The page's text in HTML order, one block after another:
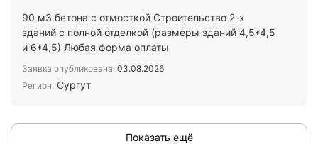
90 м3 бетона с отмосткой Строительство 2-х
зданий с полной отделкой (размеры зданий 4,5*4,5
и 6*4,5) Любая форма оплаты
Заявка опубликована: 03.08.2026
Регион: Сургут
Показать ещё